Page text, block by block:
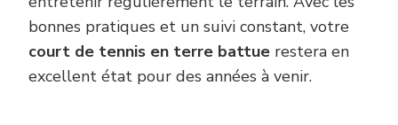
bonnes pratiques et un suivi constant, votre
court de tennis en terre battue restera en
excellent état pour des années à venir.